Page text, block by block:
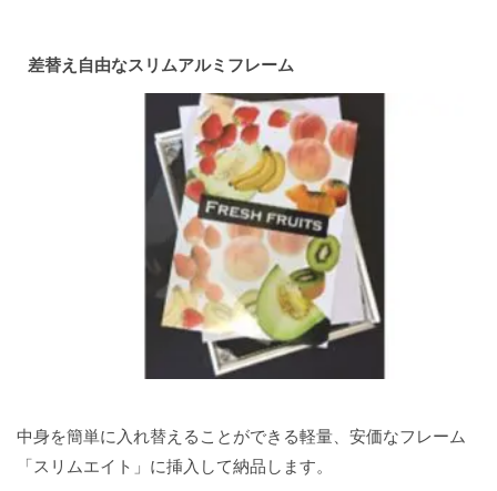
差替え自由なスリムアルミフレーム
中身を簡単に入れ替えることができる軽量、安価なフレーム
「スリムエイト」に挿入して納品します。